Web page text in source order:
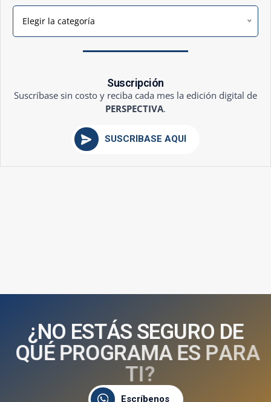
Elegir la categoría
Suscripción
Suscríbase sin costo y reciba cada mes la edición digital de
PERSPECTIVA.
SUSCRÍBASE AQUÍ
¿NO ESTÁS SEGURO DE
QUÉ PROGRAMA ES PARA
TI?
Escríbenos